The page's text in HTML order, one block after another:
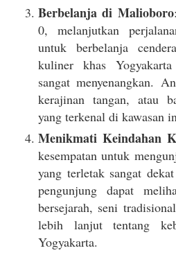
Berbelanja di Malioboro
0, melanjutkan
untuk berbelanja
kuliner khas
sangat menyenangkan.
kerajinan tangan, atau
yang terkenal di kawasan
Menikmati Keindahan
kesempatan untuk
yang terletak sangat
pengunjung dapat
bersejarah, seni
lebih lanjut tentang
Yogyakarta.